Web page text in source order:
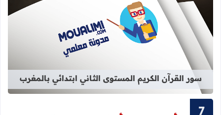
قراءة المزيد عن سور القرآن الكريم
سور القرآن الكريم المستوى الثاني ابتدائي بالمغرب